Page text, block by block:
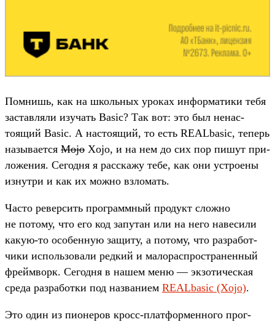
Пом­нишь, как на школь­ных уро­ках информа­тики тебя
зас­тавля­ли изу­чать Basic? Так вот: это был ненас­
тоящий Basic. А нас­тоящий, то есть REALbasic, теперь
называ­ется Mojo Xojo, и на нем до сих пор пишут при­
ложе­ния. Сегод­ня я рас­ска­жу тебе, как они устро­ены
изнутри и как их мож­но взло­мать.
Час­то ревер­сить прог­рам­мный про­дукт слож­но
не потому, что его код запутан или на него навеси­ли
какую‑то осо­бен­ную защиту, а потому, что раз­работ­
чики исполь­зовали ред­кий и малорас­простра­нен­ный
фрей­мворк. Сегод­ня в нашем меню — экзо­тичес­кая
сре­да раз­работ­ки под наз­вани­ем REALbasic (Xojo).
Это один из пионе­ров кросс‑плат­формен­ного прог­